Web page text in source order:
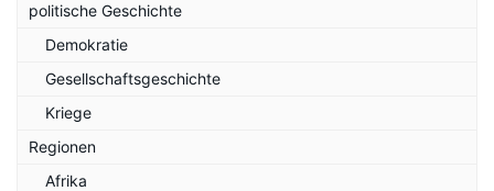
politische Geschichte
Demokratie
Gesellschaftsgeschichte
Kriege
Regionen
Afrika